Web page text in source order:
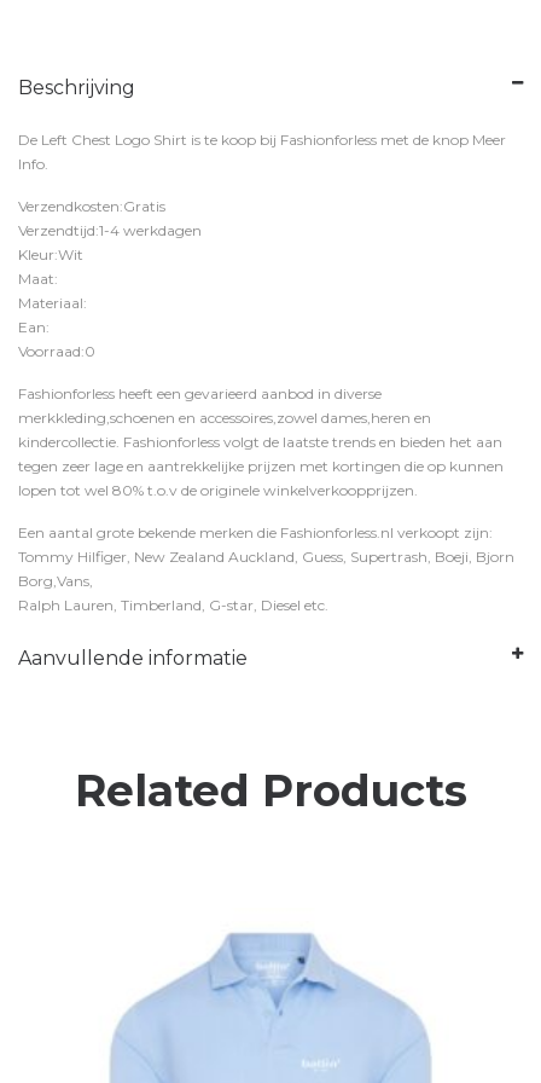
Beschrijving
De Left Chest Logo Shirt is te koop bij Fashionforless met de knop Meer
Info.
Verzendkosten:Gratis
Verzendtijd:1-4 werkdagen
Kleur:Wit
Maat:
Materiaal:
Ean:
Voorraad:0
Fashionforless heeft een gevarieerd aanbod in diverse
merkkleding,schoenen en accessoires,zowel dames,heren en
kindercollectie. Fashionforless volgt de laatste trends en bieden het aan
tegen zeer lage en aantrekkelijke prijzen met kortingen die op kunnen
lopen tot wel 80% t.o.v de originele winkelverkoopprijzen.
Een aantal grote bekende merken die Fashionforless.nl verkoopt zijn:
Tommy Hilfiger, New Zealand Auckland, Guess, Supertrash, Boeji, Bjorn
Borg,Vans,
Ralph Lauren, Timberland, G-star, Diesel etc.
Aanvullende informatie
Related Products